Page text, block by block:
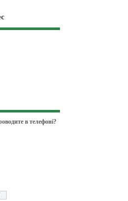
в телефоні?